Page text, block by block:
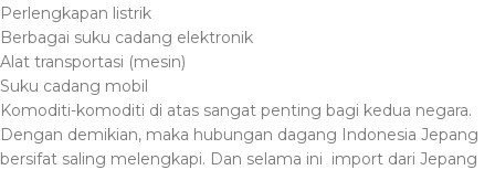
Perlengkapan listrik
Berbagai suku cadang elektronik
Alat transportasi (mesin)
Suku cadang mobil
Komoditi-komoditi di atas sangat penting bagi kedua negara.
Dengan demikian, maka hubungan dagang Indonesia Jepang
bersifat saling melengkapi. Dan selama ini import dari Jepang